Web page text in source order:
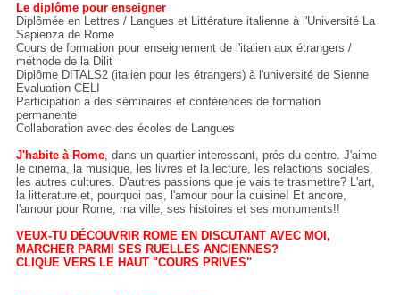
Le diplôme pour enseigner
Diplômée en Lettres / Langues et Littérature italienne à l'Université La
Sapienza de Rome
Cours de formation pour enseignement de l'italien aux étrangers /
méthode de la Dilit
Diplôme DITALS2 (italien pour les étrangers) à l'université de Sienne
Evaluation CELI
Participation à des séminaires et conférences de formation
permanente
Collaboration avec des écoles de Langues
J'habite à Rome, dans un quartier interessant, prés du centre. J'aime
le cinema, la musique, les livres et la lecture, les relactions sociales,
les autres cultures. D'autres passions que je vais te trasmettre? L'art,
la litterature et, pourquoi pas, l'amour pour la cuisine! Et ancore,
l'amour pour Rome, ma ville, ses histoires et ses monuments!!
VEUX-TU DÉCOUVRIR ROME EN DISCUTANT AVEC MOI,
MARCHER PARMI SES RUELLES ANCIENNES?
CLIQUE VERS LE HAUT "COURS PRIVES"